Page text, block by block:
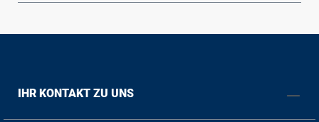
IHR KONTAKT ZU UNS